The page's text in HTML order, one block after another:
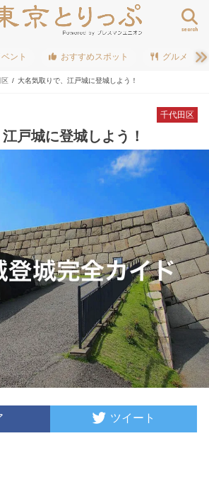
search
ベント おすすめスポット グルメ
区 大名気取りで、江戸城に登城しよう！
千代田区
戸城に登城しよう！
ツイート